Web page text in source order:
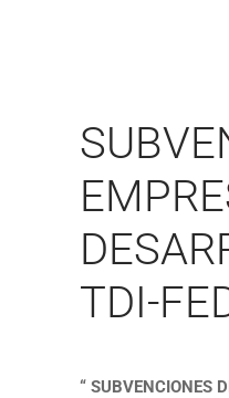
TDI-
“ SUBVENCIONES